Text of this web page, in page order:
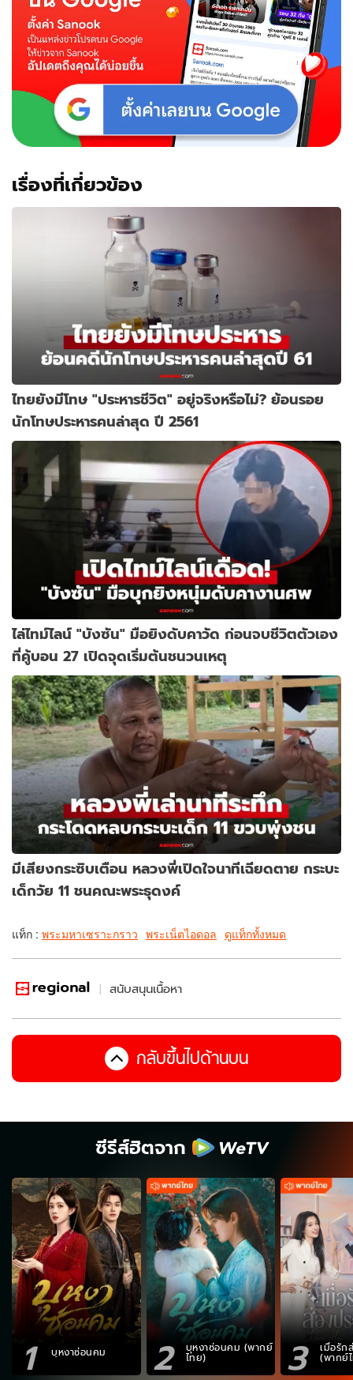
สอง
สูญ
เงิน
ตั้งแต่
บวช
เรื่องที่เกี่ยวข้อง
ไทยยังมีโทษ "ประหารชีวิต" อยู่จริงหรือไม่? ย้อนรอย
นักโทษประหารคนล่าสุด ปี 2561
ไล่ไทม์ไลน์ "บังซัน" มือยิงดับคาวัด ก่อนจบชีวิตตัวเอง
ที่คู้บอน 27 เปิดจุดเริ่มต้นชนวนเหตุ
มีเสียงกระซิบเตือน หลวงพี่เปิดใจนาทีเฉียดตาย กระบะ
เด็กวัย 11 ชนคณะพระธุดงค์
แท็ก : พระมหาเซราะกราว พระเน็ตไอดอล ดูแท็กทั้งหมด
สนับสนุนเนื้อหา
กลับขึ้นไปด้านบน
ซีรีส์ฮิตจาก
1 บุหงาซ่อนคม 2 บุหงาซ่อนคม (พากย์
ไทย) 3 เมื่อรัก
(พากย์